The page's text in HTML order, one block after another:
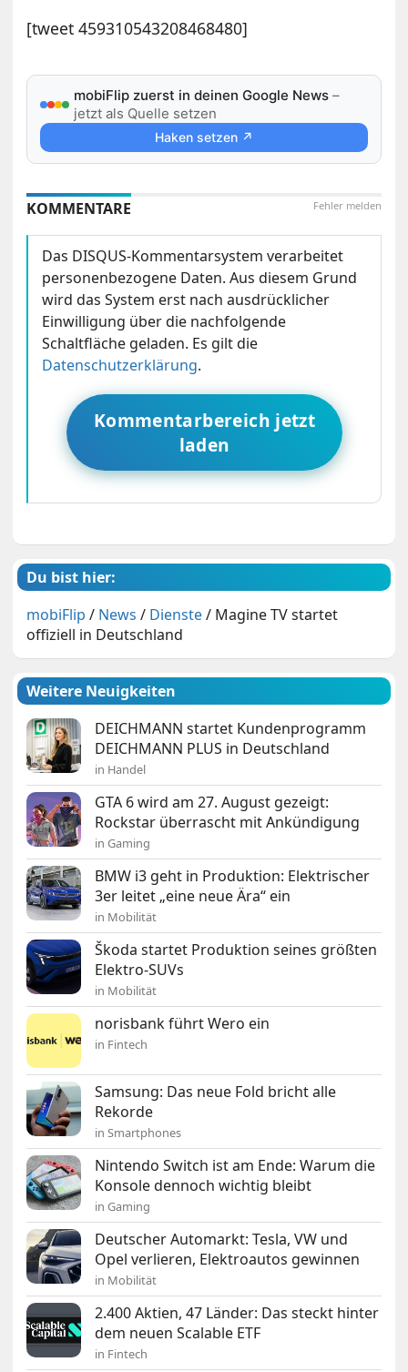
[tweet 459310543208468480]
mobiFlip zuerst in deinen Google News –
jetzt als Quelle setzen
Haken setzen ↗
Fehler melden
KOMMENTARE
Das DISQUS-Kommentarsystem verarbeitet
personenbezogene Daten. Aus diesem Grund
wird das System erst nach ausdrücklicher
Einwilligung über die nachfolgende
Schaltfläche geladen. Es gilt die
Datenschutzerklärung.
Kommentarbereich jetzt
laden
Du bist hier:
mobiFlip / News / Dienste/ Magine TV startet
offiziell in Deutschland
Weitere Neuigkeiten
DEICHMANN startet Kundenprogramm
DEICHMANN PLUS in Deutschland
in Handel
GTA 6 wird am 27. August gezeigt:
Rockstar überrascht mit Ankündigung
in Gaming
BMW i3 geht in Produktion: Elektrischer
3er leitet „eine neue Ära“ ein
in Mobilität
Škoda startet Produktion seines größten
Elektro-SUVs
in Mobilität
norisbank führt Wero ein
in Fintech
Samsung: Das neue Fold bricht alle
Rekorde
in Smartphones
Nintendo Switch ist am Ende: Warum die
Konsole dennoch wichtig bleibt
in Gaming
Deutscher Automarkt: Tesla, VW und
Opel verlieren, Elektroautos gewinnen
in Mobilität
2.400 Aktien, 47 Länder: Das steckt hinter
dem neuen Scalable ETF
in Fintech